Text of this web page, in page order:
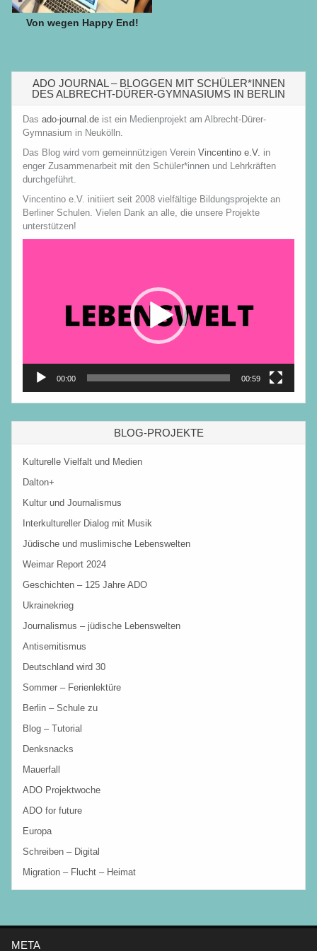
Von wegen Happy End!
ADO JOURNAL – BLOGGEN MIT SCHÜLER*INNEN
DES ALBRECHT-DÜRER-GYMNASIUMS IN BERLIN
Das ado-journal.de ist ein Medienprojekt am Albrecht-Dürer-
Gymnasium in Neukölln.
Das Blog wird vom gemeinnützigen Verein Vincentino e.V. in
enger Zusammenarbeit mit den Schüler*innen und Lehrkräften
durchgeführt.
Vincentino e.V. initiiert seit 2008 vielfältige Bildungsprojekte an
Berliner Schulen. Vielen Dank an alle, die unsere Projekte
unterstützen!
00:00 00:59
BLOG-PROJEKTE
Kulturelle Vielfalt und Medien
Dalton+
Kultur und Journalismus
Interkultureller Dialog mit Musik
Jüdische und muslimische Lebenswelten
Weimar Report 2024
Geschichten – 125 Jahre ADO
Ukrainekrieg
Journalismus – jüdische Lebenswelten
Antisemitismus
Deutschland wird 30
Sommer – Ferienlektüre
Berlin – Schule zu
Blog – Tutorial
Denksnacks
Mauerfall
ADO Projektwoche
ADO for future
Europa
Schreiben – Digital
Migration – Flucht – Heimat
META